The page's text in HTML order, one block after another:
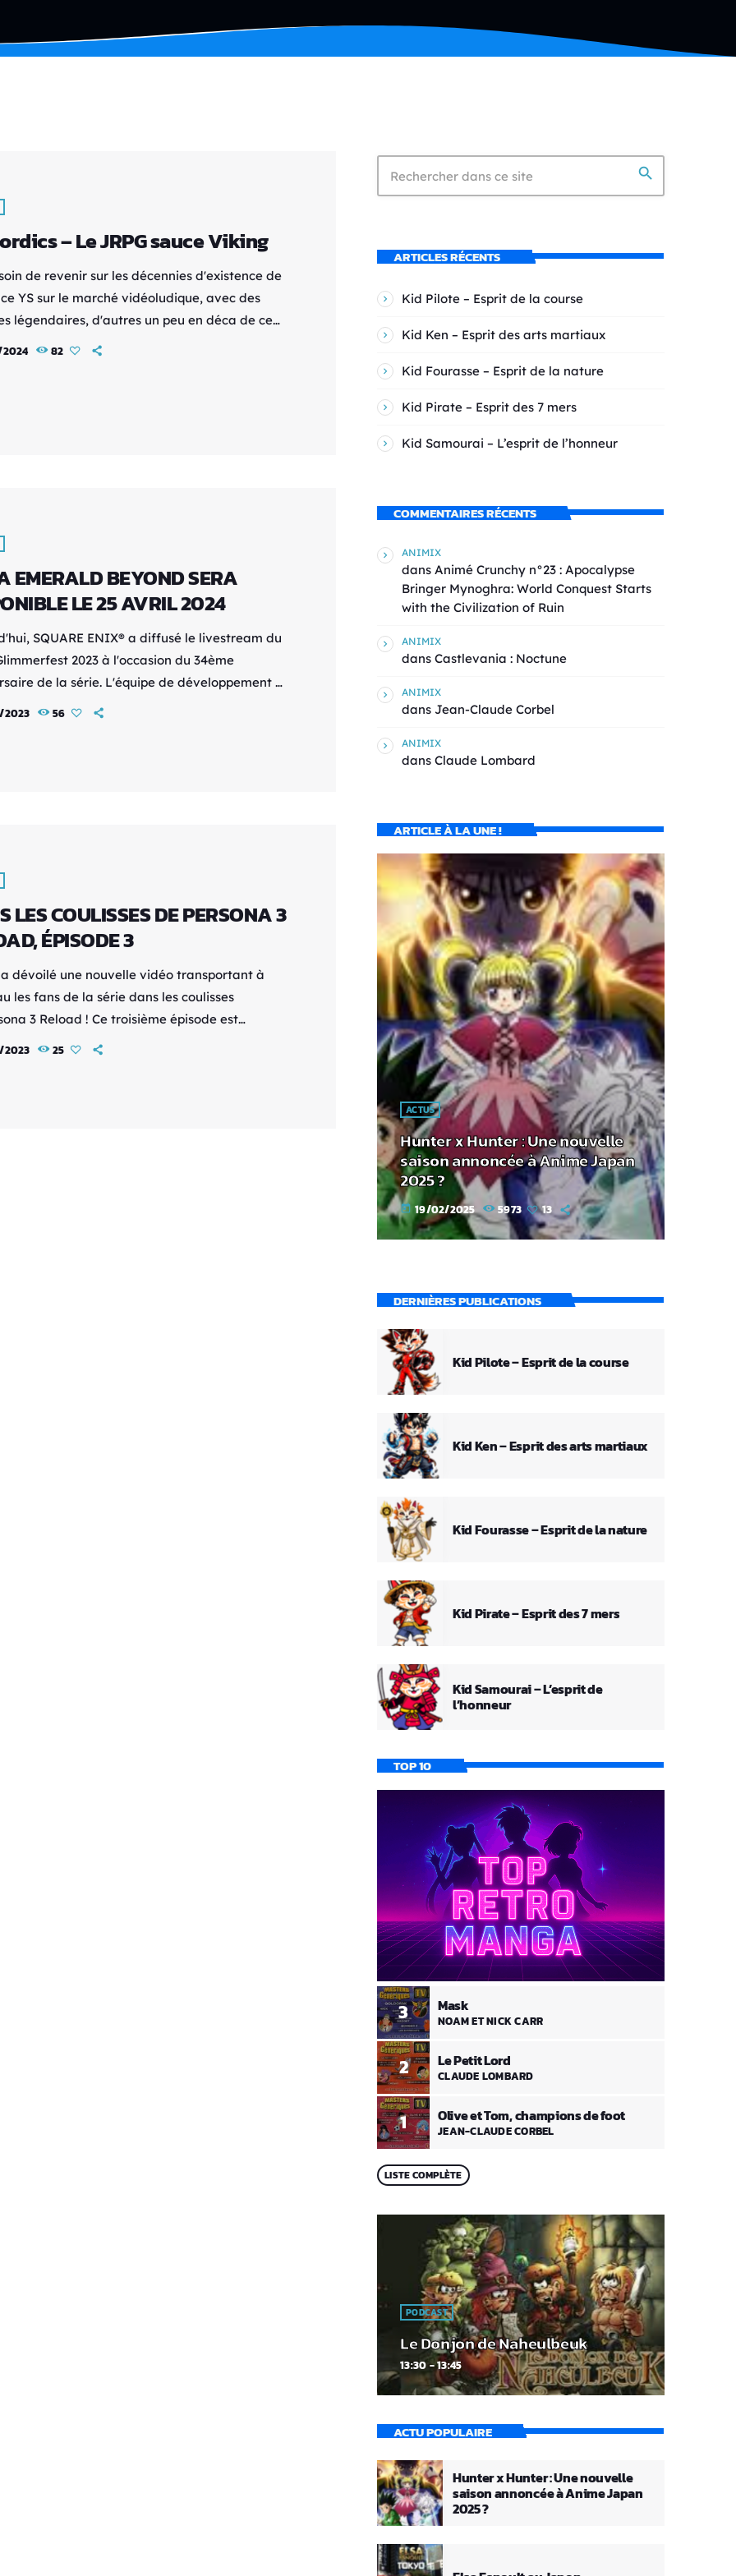
– Le JRPG sauce Viking
de revenir sur les décennies d'existence de
YS sur le marché vidéoludique, avec des
légendaires, d'autres un peu en déca de ce
d'un bon Jrpg. YS Nordics fait du bien
2024 82
EMERALD BEYOND SERA
LE 25 AVRIL 2024
SQUARE ENIX® a diffusé le livestream du
2023 à l'occasion du 34ème
de la série. L'équipe de développement y
que SaGa Emerald Beyond, la toute
2023 56
LES COULISSES DE PERSONA 3
ÉPISODE 3
a dévoilé une nouvelle vidéo transportant à
les fans de la série dans les coulisses
3 Reload ! Ce troisième épisode est
aux doubleurs, tels que Grant George
2023 25
search
ARTICLES RÉCENTS
Kid Pilote – Esprit de la course
Kid Ken – Esprit des arts martiaux
Kid Fourasse – Esprit de la nature
Kid Pirate – Esprit des 7 mers
Kid Samourai – L’esprit de l’honneur
COMMENTAIRES RÉCENTS
ANIMIX
dans Animé Crunchy n°23 : Apocalypse
Bringer Mynoghra: World Conquest Starts
with the Civilization of Ruin
ANIMIX
dans Castlevania : Noctune
ANIMIX
dans Jean-Claude Corbel
ANIMIX
dans Claude Lombard
ARTICLE À LA UNE !
ACTUS
Hunter x Hunter : Une nouvelle
saison annoncée à Anime Japan
2025 ?
today 19/02/2025 5973 13
DERNIÈRES PUBLICATIONS
Kid Pilote – Esprit de la course
Kid Ken – Esprit des arts martiaux
Kid Fourasse – Esprit de la nature
Kid Pirate – Esprit des 7 mers
Kid Samourai – L’esprit de
l’honneur
TOP 10
1 Olive et Tom, champions de foot
JEAN-CLAUDE CORBEL
2 Le Petit Lord
CLAUDE LOMBARD
3 Mask
NOAM ET NICK CARR
LISTE COMPLÈTE
PODCAST
Le Donjon de Naheulbeuk
13:30 - 13:45
ACTU POPULAIRE
Hunter x Hunter : Une nouvelle
saison annoncée à Anime Japan
2025 ?